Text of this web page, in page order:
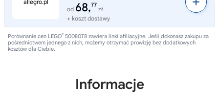
od 68,77
zł
+ koszt dostawy
Porównanie cen LEGO® 5008078 zawiera linki afiliacyjne. Jeśli dokonasz zakupu za
pośrednictwem jednego z nich, możemy otrzymać prowizję bez dodatkowych
kosztów dla Ciebie.
Informacje